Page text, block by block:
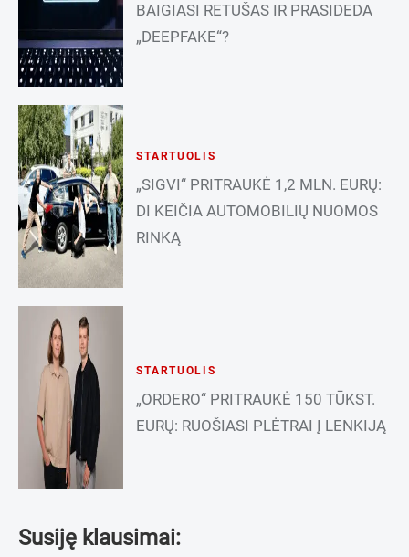
BAIGIASI RETUŠAS IR PRASIDEDA
„DEEPFAKE“?
STARTUOLIS
„SIGVI“ PRITRAUKĖ 1,2 MLN. EURŲ:
DI KEIČIA AUTOMOBILIŲ NUOMOS
RINKĄ
STARTUOLIS
„ORDERO“ PRITRAUKĖ 150 TŪKST.
EURŲ: RUOŠIASI PLĖTRAI Į LENKIJĄ
Susiję klausimai: